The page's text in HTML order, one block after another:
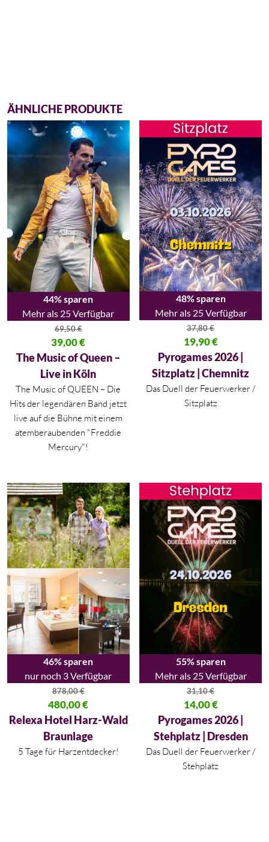
ÄHNLICHE PRODUKTE
44% sparen
Mehr als 25 Verfügbar
69,50€
Ursprünglicher Preis war: 69,50 €
39,00€
Aktueller Preis ist: 39,00 €.
The Music of Queen –
Live in Köln
The Music of QUEEN – Die
Hits der legendären Band jetzt
live auf die Bühne mit einem
atemberaubenden "Freddie
Mercury"!
48% sparen
Mehr als 25 Verfügbar
37,80€
Ursprünglicher Preis war:
19,90€
Aktueller Preis ist: 19,90 €.
Pyrogames 2026 |
Sitzplatz | Chemnitz
Das Duell der Feuerwerker /
Sitzplatz
46% sparen
nur noch 3 Verfügbar
878,00€
Ursprünglicher Preis war: 878,00 €
480,00€
Aktueller Preis ist: 480,00 €.
Relexa Hotel Harz-Wald
Braunlage
5 Tage für Harzentdecker!
55% sparen
Mehr als 25 Verfügbar
31,10€
Ursprünglicher Preis war:
14,00€
Aktueller Preis ist: 14,00 €.
Pyrogames 2026 |
Stehplatz | Dresden
Das Duell der Feuerwerker /
Stehplatz